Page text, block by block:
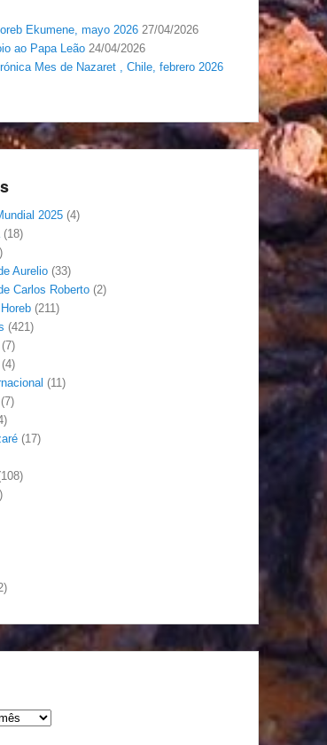
Ekumene, mayo 2026 27/04/2026
ao Papa Leão 24/04/2026
Mes de Nazaret , Chile, febrero 2026
2025 (4)
(18)
Aurelio(33)
Carlos Roberto(2)
(211)
(421)
(7)
(4)
(11)
(7)
(17)